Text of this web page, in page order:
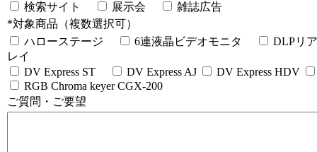
検索サイト
展示会
雑誌広告
*対象商品（複数選択可）
ハローステージ
6連液晶ビデオモニタ
DLPリ
レイ
DV Express ST
DV Express AJ
DV Express HDV
RGB Chroma keyer CGX-200
ご質問・ご要望